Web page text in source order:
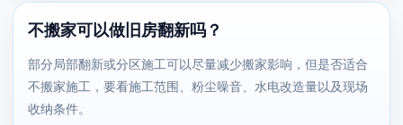
不搬家可以做旧房翻新吗？
部分局部翻新或分区施工可以尽量减少搬家影响，但是否适合
不搬家施工，要看施工范围、粉尘噪音、水电改造量以及现场
收纳条件。